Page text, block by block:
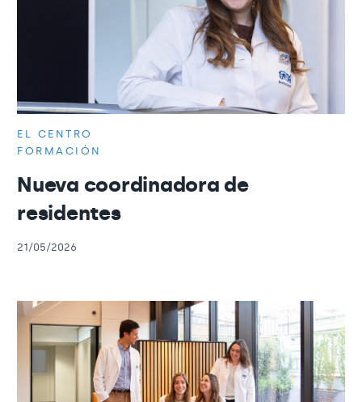
EL CENTRO
FORMACIÓN
Nueva coordinadora de
residentes
21/05/2026